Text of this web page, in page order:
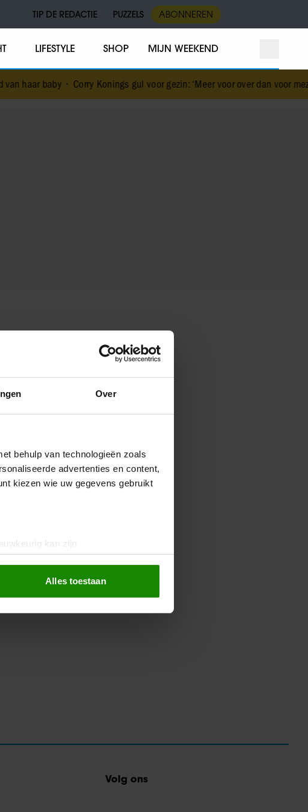
Over
behulp van technologieën zoals
advertenties en content,
kiezen wie uw gegevens gebruikt
kan zijn
(fingerprinting)
Alles toestaan
TIP DE REDACTIE PUZZELS ABONNEREN
LIFESTYLE SHOP MIJN WEEKEND
haar baby•Corry Konings gul voor gezin: ‘Meer voor over dan voor mezelf’
Volg ons